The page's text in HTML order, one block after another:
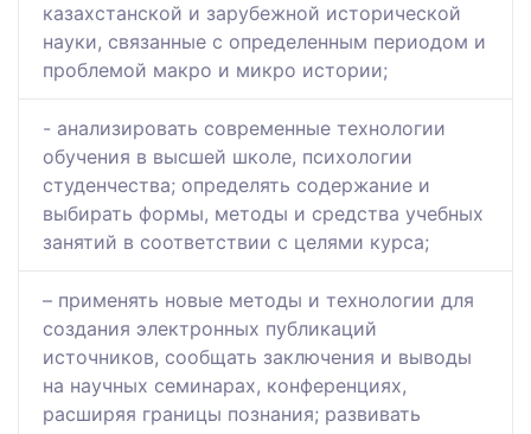
казахстанской и зарубежной исторической
науки, связанные с определенным периодом и
проблемой макро и микро истории;
- анализировать современные технологии
обучения в высшей школе, психологии
студенчества; определять содержание и
выбирать формы, методы и средства учебных
занятий в соответствии с целями курса;
– применять новые методы и технологии для
создания электронных публикаций
источников, сообщать заключения и выводы
на научных семинарах, конференциях,
расширяя границы познания; развивать